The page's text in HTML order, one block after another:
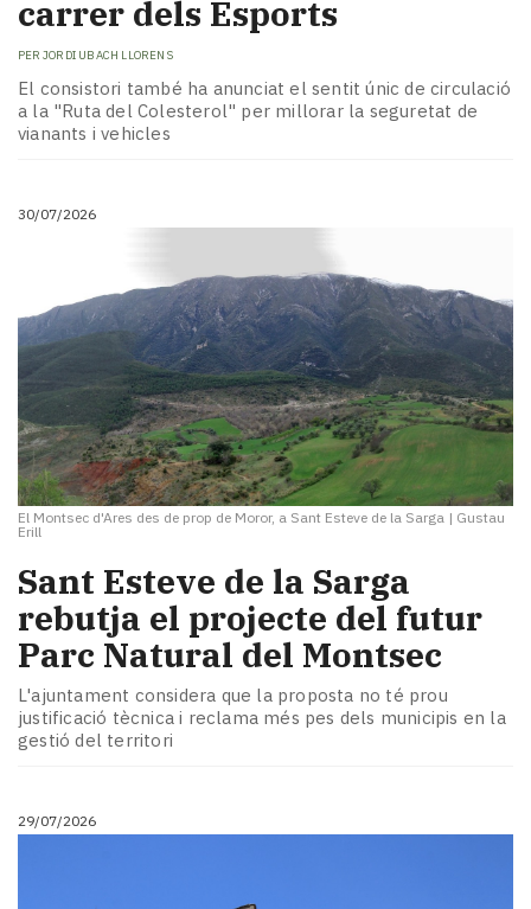
carrer dels Esports
PER JORDI UBACH LLORENS
El consistori també ha anunciat el sentit únic de circulació
a la "Ruta del Colesterol" per millorar la seguretat de
vianants i vehicles
30/07/2026
El Montsec d'Ares des de prop de Moror, a Sant Esteve de la Sarga | Gustau
Erill
Sant Esteve de la Sarga
rebutja el projecte del futur
Parc Natural del Montsec
L'ajuntament considera que la proposta no té prou
justificació tècnica i reclama més pes dels municipis en la
gestió del territori
29/07/2026